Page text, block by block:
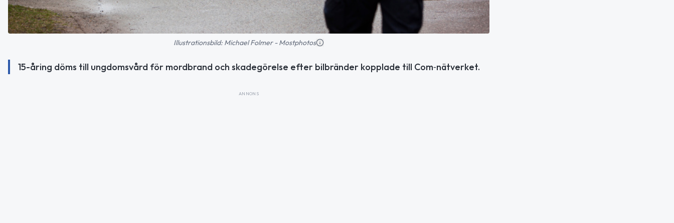
Illustrationsbild: Michael Folmer - Mostphotos
15-åring döms till ungdomsvård för mordbrand och skadegörelse efter bilbränder kopplade till Com‑nätverket.
ANNONS